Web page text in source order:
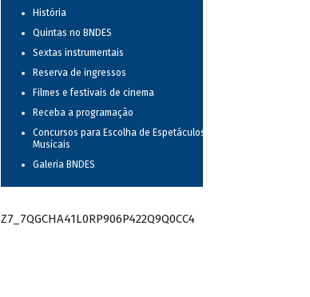
História
Quintas no BNDES
Sextas instrumentais
Reserva de ingressos
Filmes e festivais de cinema
Receba a programação
Concursos para Escolha de Espetáculos
Musicais
Galeria BNDES
Z7_7QGCHA41L0RP906P422Q9Q0CC4